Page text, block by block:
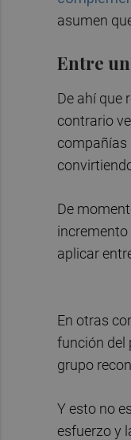
asumen
Entre un
De ahí que
contrario
compañías
De
incremento
aplicar
En otras
función del
grupo
Y esto no
esfuerzo y